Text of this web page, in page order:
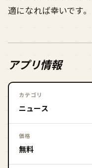
適になれば幸いです。
アプリ情報
カテゴリ
ニュース
価格
無料